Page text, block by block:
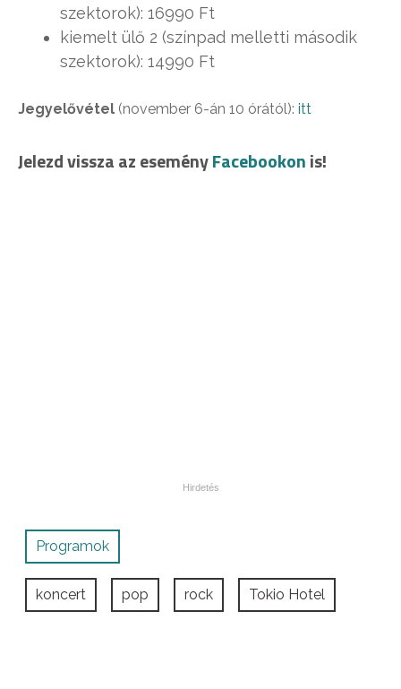
szektorok): 16990 Ft
kiemelt ülő 2 (színpad melletti második
szektorok): 14990 Ft
Jegyelővétel (november 6-án 10 órától): itt
Jelezd vissza az eseményFacebookonis!
Programok
koncert pop rock Tokio Hotel